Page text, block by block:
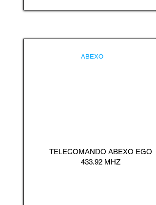
ABEXO
TELECOMANDO ABEXO EGO
433.92 MHZ